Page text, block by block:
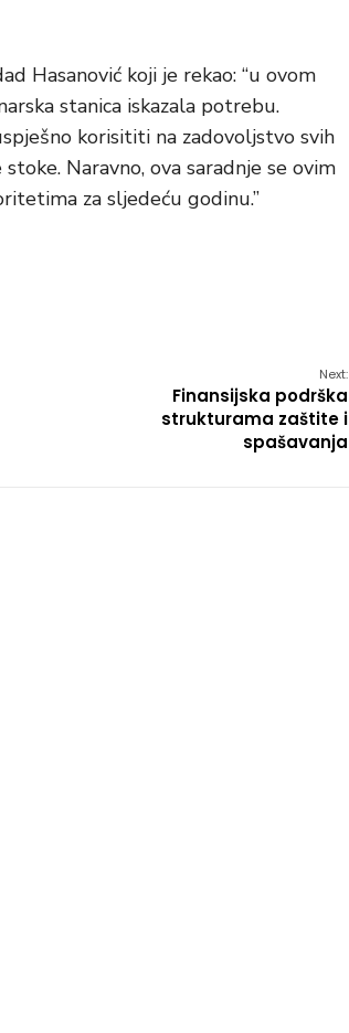
Hasanović koji je rekao: “u ovom
stanica iskazala potrebu.
korisititi na zadovoljstvo svih
Naravno, ova saradnje se ovim
za sljedeću godinu.”
Next:
Finansijska podrška
strukturama zaštite i
spašavanja